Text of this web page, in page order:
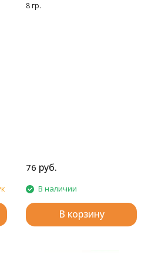
8 гр.
76 руб.
В наличии
В корзину